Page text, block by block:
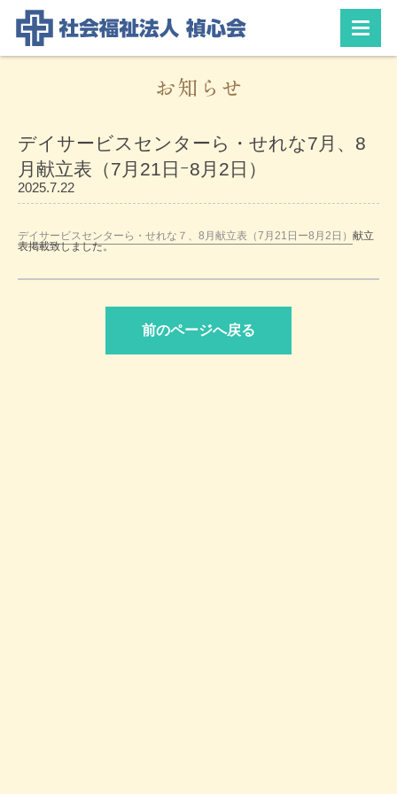
お知らせ
デイサービスセンターら・せれな7月、8
月献立表（7月21日ｰ8月2日）
2025.7.22
デイサービスセンターら・せれな７、8月献立表（7月21日ー8月2日） 献立
表掲載致しました。
前のページへ戻る